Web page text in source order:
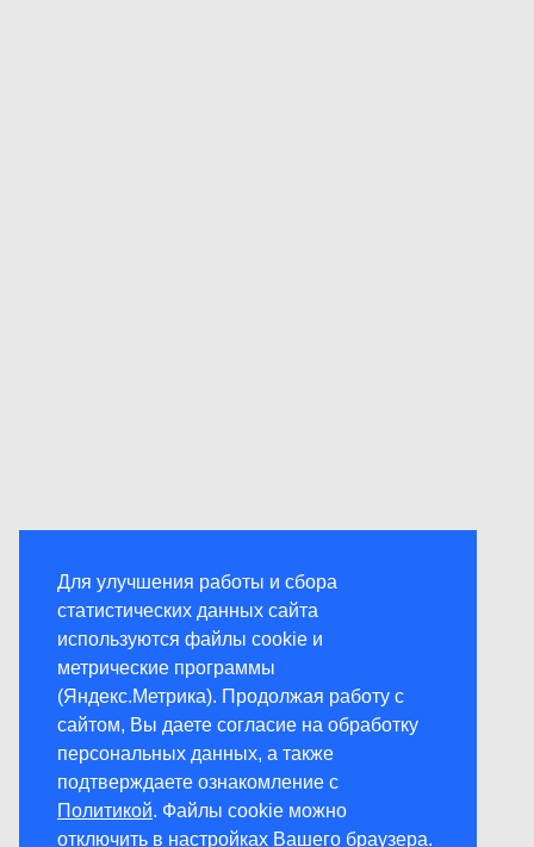
Для улучшения работы и сбора
статистических данных сайта
используются файлы cookie и
метрические программы
(Яндекс.Метрика). Продолжая работу с
сайтом, Вы даете согласие на обработку
персональных данных, а также
подтверждаете ознакомление с
Политикой. Файлы cookie можно
отключить в настройках Вашего браузера.